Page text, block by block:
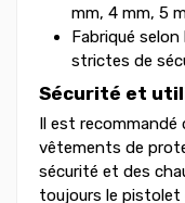
mm, 4 mm, 5
Fabriqué
strictes de
Sécurité et
Il est
vêtements de
sécurité et des
toujours le pistolet